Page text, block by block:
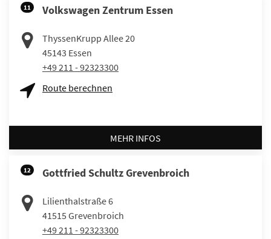
11 Volkswagen Zentrum Essen
ThyssenKrupp Allee 20
45143 Essen
+49 211 - 92323300
Route berechnen
MEHR INFOS
12 Gottfried Schultz Grevenbroich
Lilienthalstraße 6
41515 Grevenbroich
+49 211 - 92323300